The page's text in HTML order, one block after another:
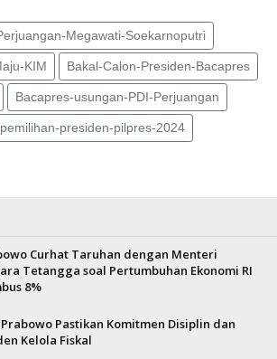
Megawati-Soekarnoputri
KIM Bakal-Calon-Presiden-Bacapres
Bacapres-usungan-PDI-Perjuangan
pemilihan-presiden-pilpres-2024
Curhat Taruhan dengan Menteri
Tetangga soal Pertumbuhan Ekonomi RI
8%
Pastikan Komitmen Disiplin dan
Kelola Fiskal